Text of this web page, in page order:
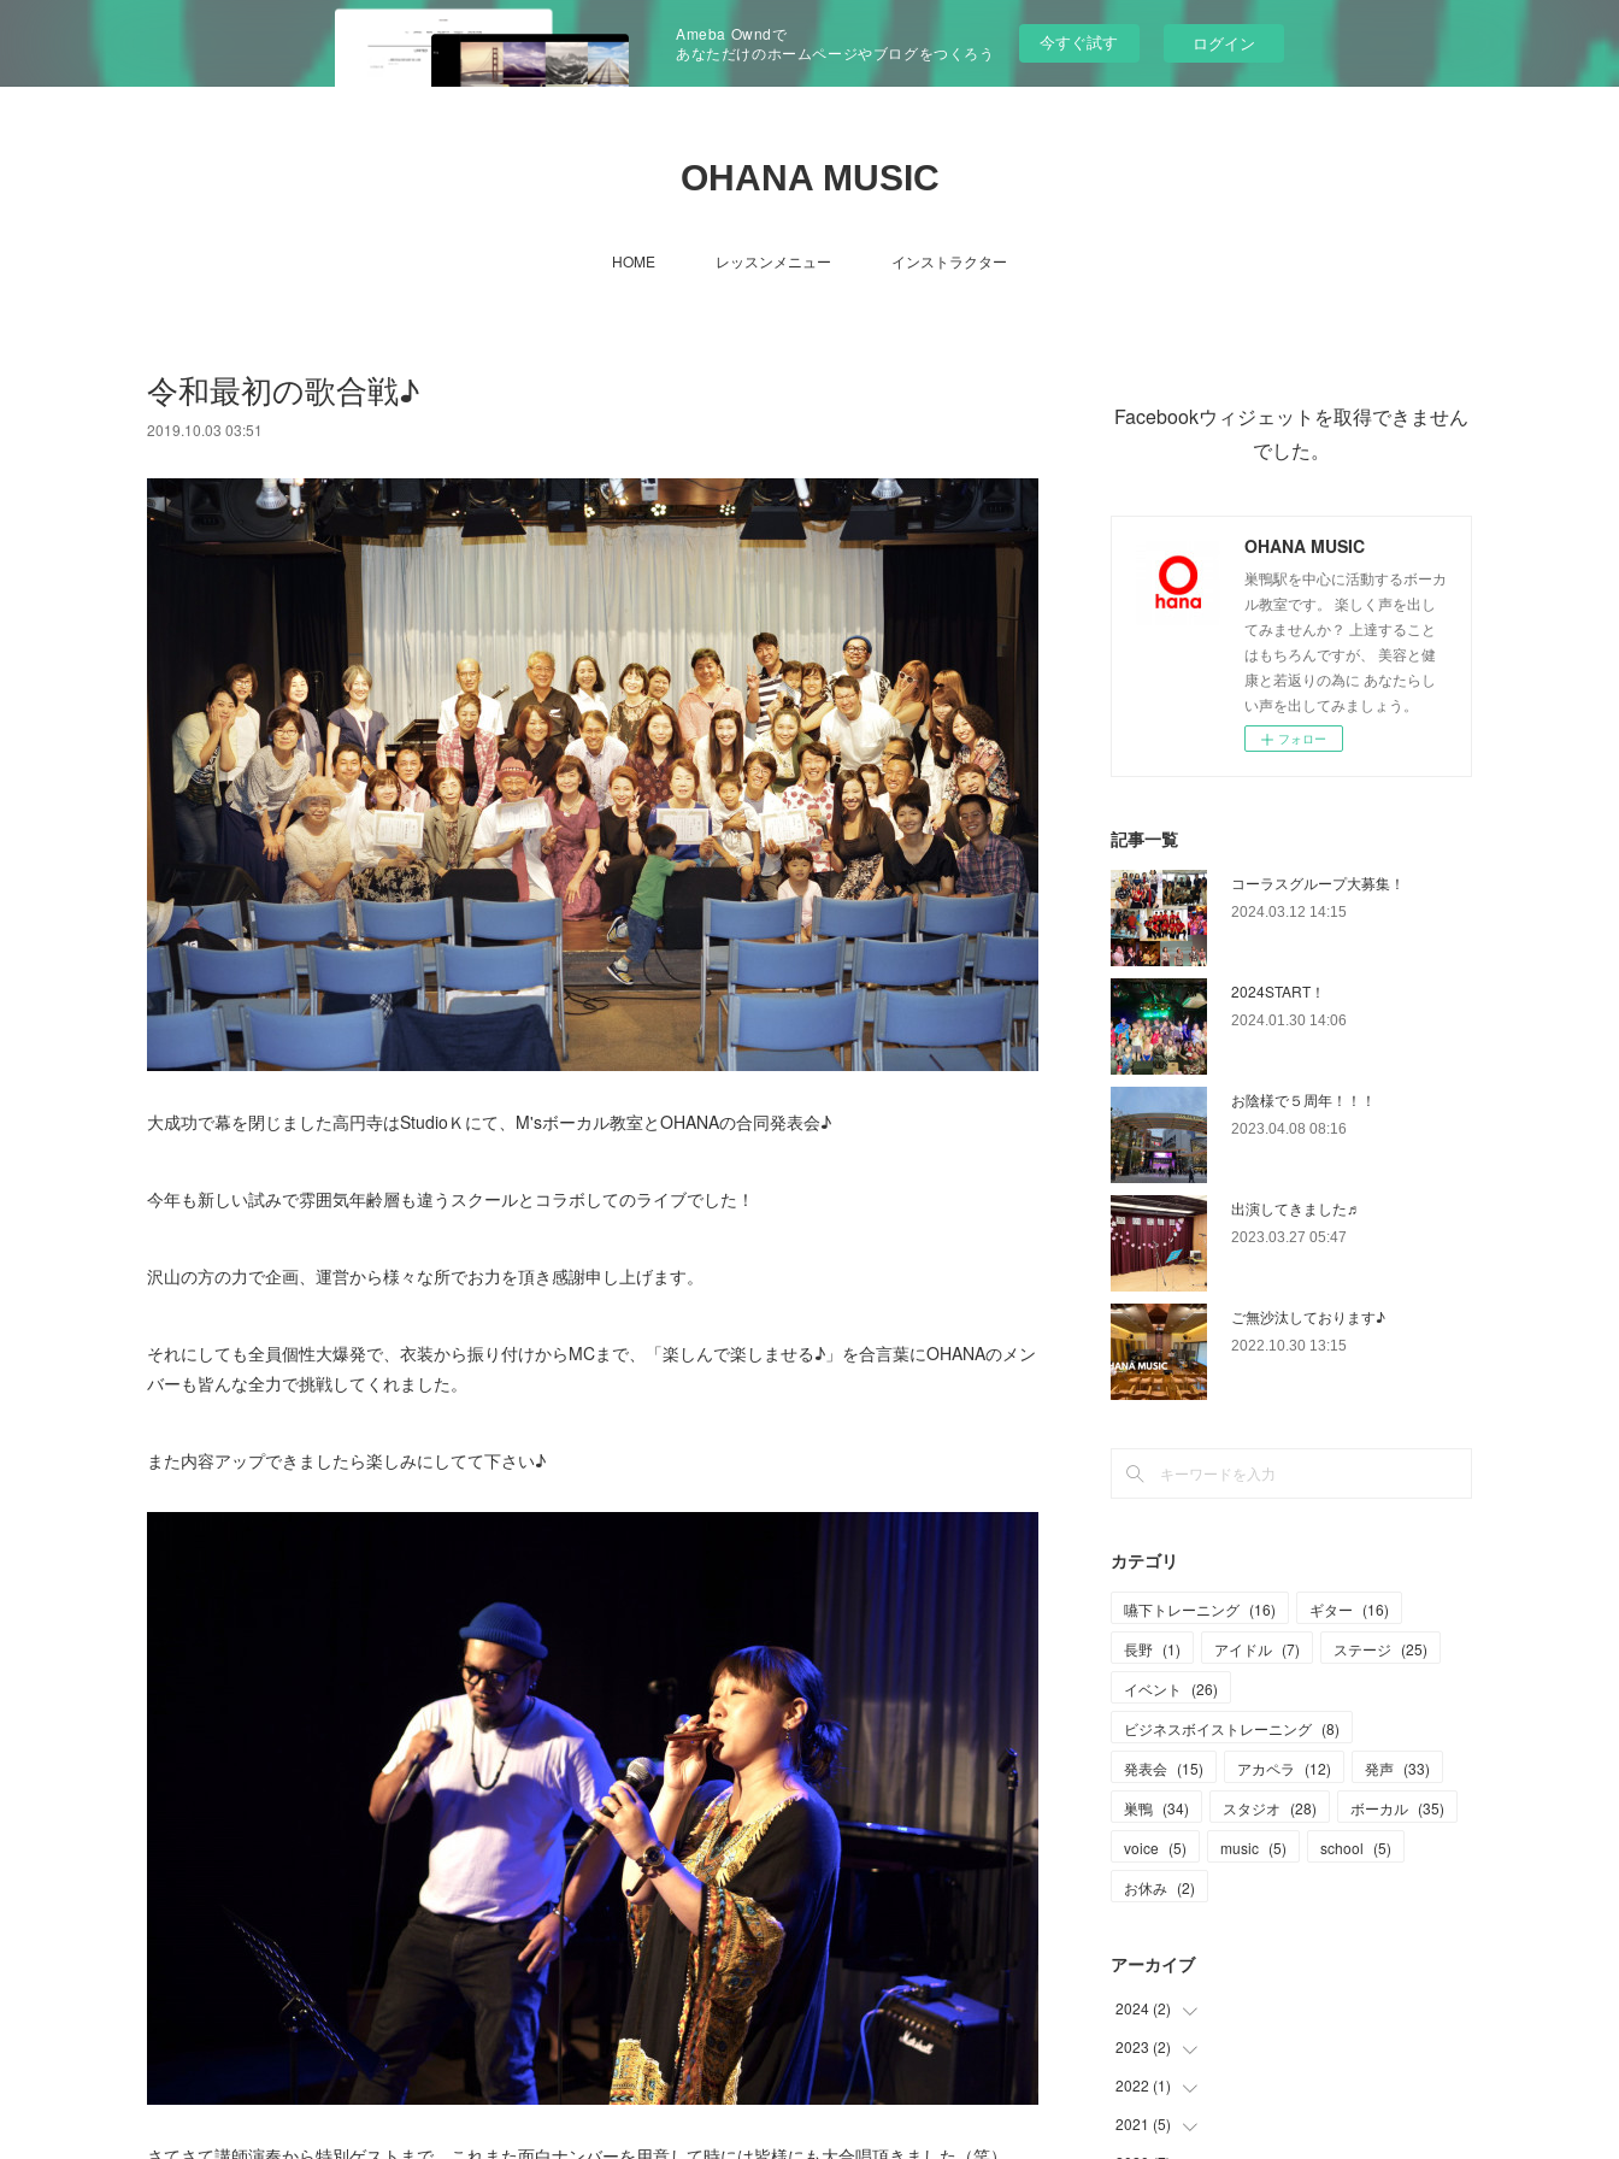
Ameba Owndで
あなただけのホームページやブログをつくろう
今すぐ試す ログイン
OHANA MUSIC
HOME レッスンメニュー インストラクター
令和最初の歌合戦♪
2019.10.03 03:51
大成功で幕を閉じました高円寺はStudioＫにて、M'sボーカル教室とOHANAの合同発表会♪
今年も新しい試みで雰囲気年齢層も違うスクールとコラボしてのライブでした！
沢山の方の力で企画、運営から様々な所でお力を頂き感謝申し上げます。
それにしても全員個性大爆発で、衣装から振り付けからMCまで、「楽しんで楽しませる♪」を合言葉にOHANAのメン
バーも皆んな全力で挑戦してくれました。
また内容アップできましたら楽しみにしてて下さい♪
Facebookウィジェットを取得できません
でした。
OHANA MUSIC
巣鴨駅を中心に活動するボーカ
ル教室です。 楽しく声を出し
てみませんか？ 上達すること
はもちろんですが、 美容と健
康と若返りの為に あなたらし
い声を出してみましょう。
フォロー
記事一覧
コーラスグループ大募集！
2024.03.12 14:15
2024START！
2024.01.30 14:06
お陰様で５周年！！！
2023.04.08 08:16
出演してきました♬
2023.03.27 05:47
ご無沙汰しております♪
2022.10.30 13:15
カテゴリ
嚥下トレーニング (16) ギター (16)
長野 (1) アイドル (7) ステージ (25)
イベント
(26)
ビジネスボイストレーニング (8)
発表会 (15) アカペラ (12) 発声 (33)
巣鴨 (34) スタジオ (28) ボーカル (35)
voice (5) music (5) school (5)
お休み (2)
アーカイブ
2024 (2)
(
)
(
)
2023 (2)
(
)
(
)
2022 (1)
(
)
2021 (5)